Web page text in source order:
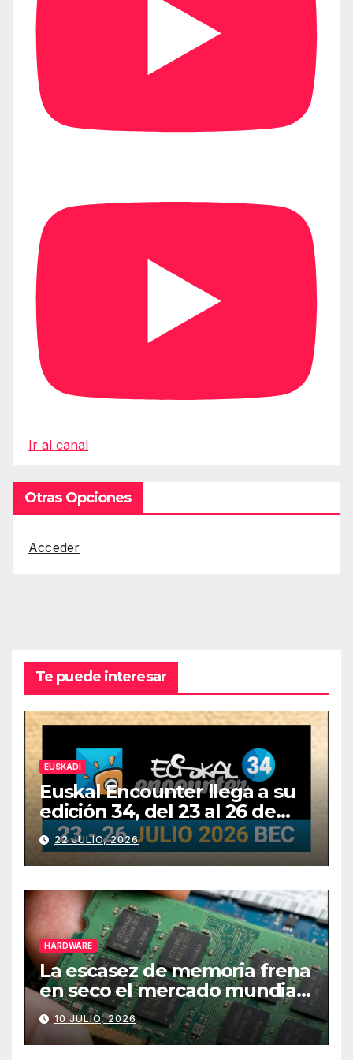
Ir al canal
Otras Opciones
Acceder
Te puede interesar
EUSKADI
Euskal Encounter llega a su
edición 34, del 23 al 26 de
julio
22 JULIO, 2026
HARDWARE
La escasez de memoria frena
en seco el mercado mundial
de PCs
10 JULIO, 2026